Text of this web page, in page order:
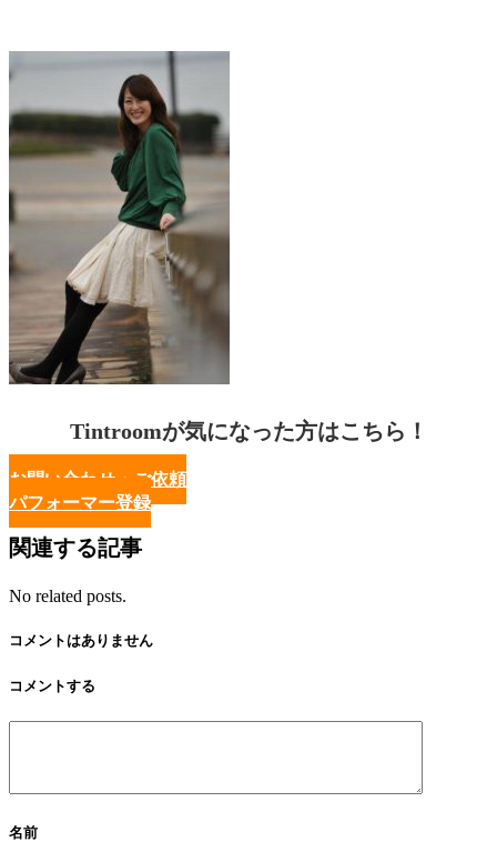
Tintroomが気になった方はこちら！
お問い合わせ・ご依頼
パフォーマー登録
関連する記事
No related posts.
コメントはありません
コメントする
名前